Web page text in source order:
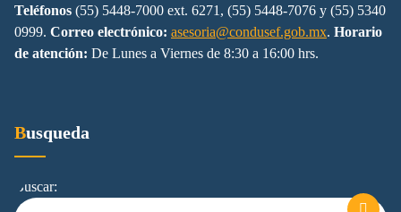
Teléfonos (55) 5448-7000 ext. 6271, (55) 5448-7076 y (55) 5340
0999. Correo electrónico: asesoria@condusef.gob.mx. Horario
de atención: De Lunes a Viernes de 8:30 a 16:00 hrs.
Busqueda
Buscar: